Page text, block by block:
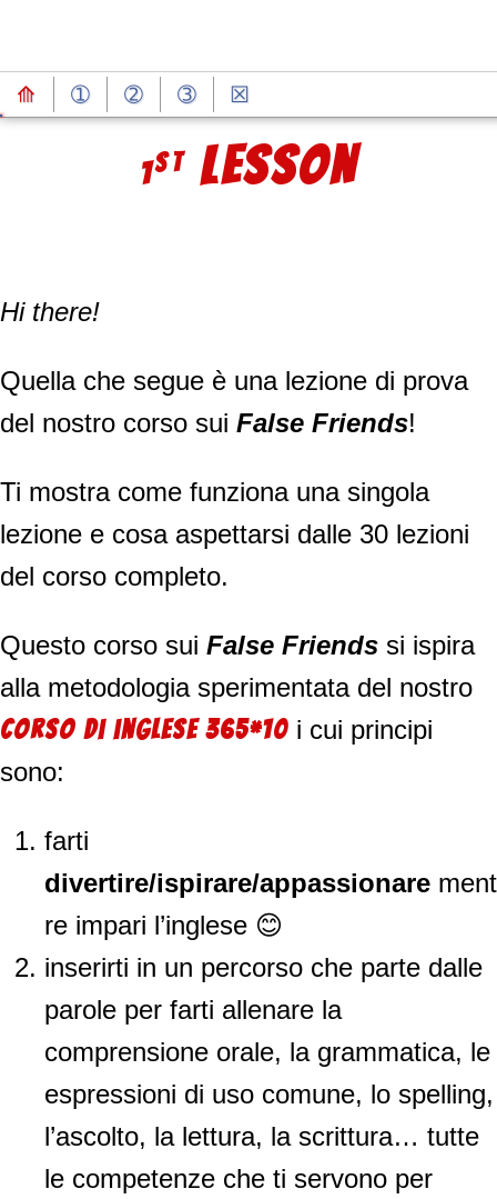
⟰ ➀ ➁ ➂ ☒
PROVA GRATUITA
1STLESSON
Hi there!
Quella che segue è una lezione di prova
del nostro corso sui False Friends!
Ti mostra come funziona una singola
lezione e cosa aspettarsi dalle 30 lezioni
del corso completo.
Questo corso sui False Friends si ispira
alla metodologia sperimentata del nostro
corso di inglese 365*10 i cui principi
sono:
farti
divertire/ispirare/appassionare ment
re impari l’inglese 😊
inserirti in un percorso che parte dalle
parole per farti allenare la
comprensione orale, la grammatica, le
espressioni di uso comune, lo spelling,
l’ascolto, la lettura, la scrittura… tutte
le competenze che ti servono per